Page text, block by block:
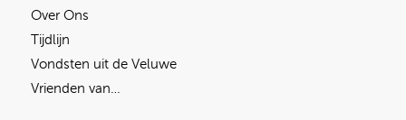
Over Ons
Tijdlijn
Vondsten uit de Veluwe
Vrienden van…